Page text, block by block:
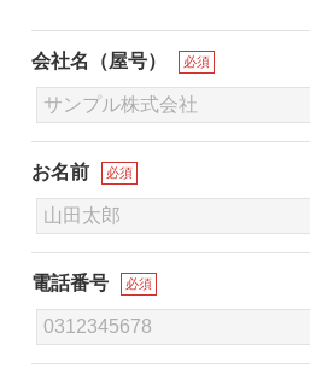
会社名（屋号） 必須
お名前 必須
電話番号 必須